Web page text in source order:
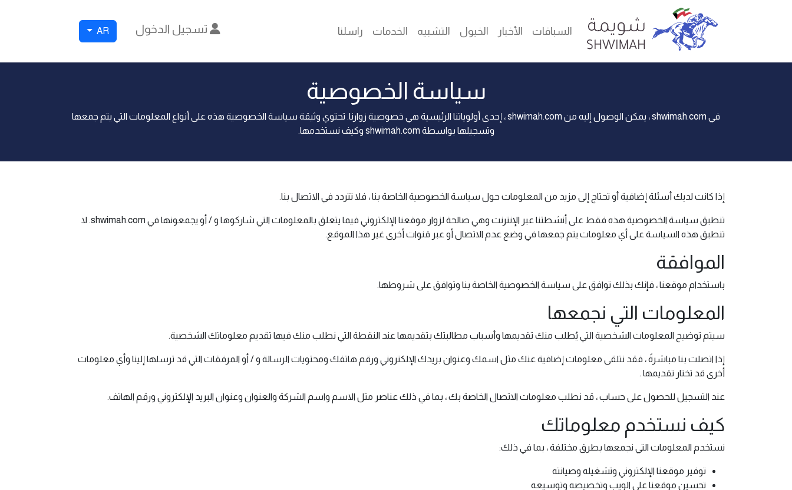
السباقات الأخبار الخيول التشبيه الخدمات راسلنا تسجيل الدخول AR
سياسة الخصوصية
في shwimah.com ، يمكن الوصول إليه من shwimah.com ، إحدى أولوياتنا الرئيسية هي خصوصية زوارنا. تحتوي وثيقة سياسة الخصوصية هذه على أنواع المعلومات التي يتم جمعها
وتسجيلها بواسطة shwimah.com وكيف نستخدمها.
إذا كانت لديك أسئلة إضافية أو تحتاج إلى مزيد من المعلومات حول سياسة الخصوصية الخاصة بنا ، فلا تتردد في الاتصال بنا.
تنطبق سياسة الخصوصية هذه فقط على أنشطتنا عبر الإنترنت وهي صالحة لزوار موقعنا الإلكتروني فيما يتعلق بالمعلومات التي شاركوها و / أو يجمعونها في shwimah.com. لا
تنطبق هذه السياسة على أي معلومات يتم جمعها في وضع عدم الاتصال أو عبر قنوات أخرى غير هذا الموقع.
الموافقة
باستخدام موقعنا ، فإنك بذلك توافق على سياسة الخصوصية الخاصة بنا وتوافق على شروطها.
المعلومات التي نجمعها
سيتم توضيح المعلومات الشخصية التي يُطلب منك تقديمها وأسباب مطالبتك بتقديمها عند النقطة التي نطلب منك فيها تقديم معلوماتك الشخصية.
إذا اتصلت بنا مباشرةً ، فقد نتلقى معلومات إضافية عنك مثل اسمك وعنوان بريدك الإلكتروني ورقم هاتفك ومحتويات الرسالة و / أو المرفقات التي قد ترسلها إلينا وأي معلومات
أخرى قد تختار تقديمها .
عند التسجيل للحصول على حساب ، قد نطلب معلومات الاتصال الخاصة بك ، بما في ذلك عناصر مثل الاسم واسم الشركة والعنوان وعنوان البريد الإلكتروني ورقم الهاتف.
كيف نستخدم معلوماتك
نستخدم المعلومات التي نجمعها بطرق مختلفة ، بما في ذلك:
توفير موقعنا الإلكتروني وتشغيله وصيانته
تحسين موقعنا على الويب وتخصيصه وتوسيعه